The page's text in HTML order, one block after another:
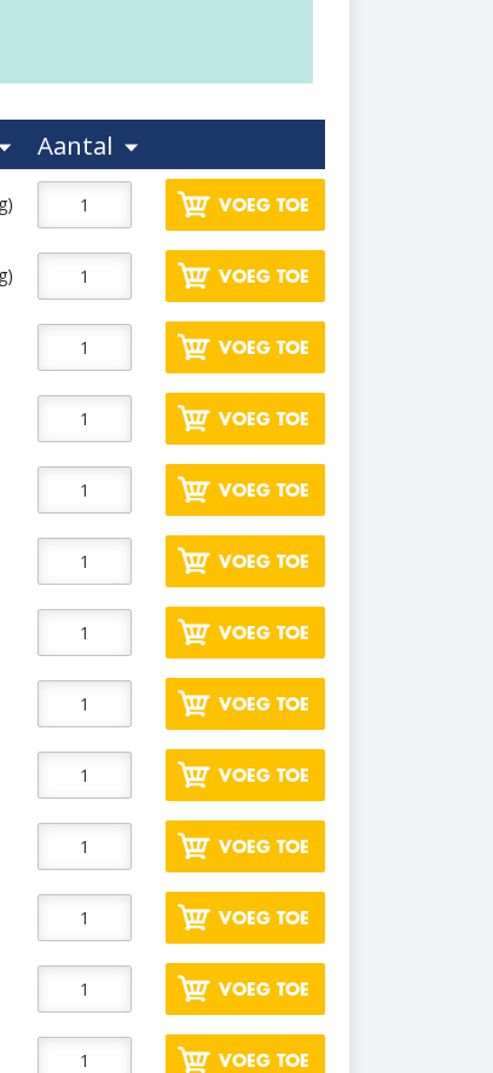
Aantal
VOEG TOE
VOEG TOE
VOEG TOE
VOEG TOE
VOEG TOE
VOEG TOE
VOEG TOE
VOEG TOE
VOEG TOE
VOEG TOE
VOEG TOE
VOEG TOE
VOEG TOE